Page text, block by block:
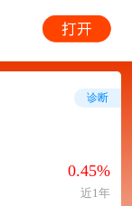
0.45%
近1年
诊断